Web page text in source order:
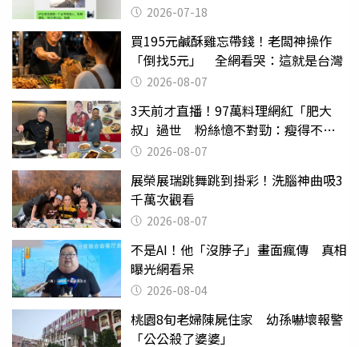
2026-07-18
買195元鹹酥雞忘帶錢！老闆神操作
「倒找5元」 全網看哭：這就是台灣
2026-08-07
3天前才直播！97萬料理網紅「肥大
叔」過世 粉絲憶不對勁：瘦得不合
理 2026-08-07
展榮展瑞跳舞跳到掛彩！洗腦神曲吸3
千萬次觀看
2026-08-07
不是AI！他「沒脖子」畫面瘋傳 真相
曝光網看呆
2026-08-04
桃園8旬老婦陳屍住家 幼孫嚇壞報警
「公公殺了婆婆」